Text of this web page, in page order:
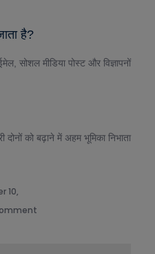
है?
सोशल मीडिया पोस्ट और विज्ञापनों
को बढ़ाने में अहम भूमिका निभाता
10,